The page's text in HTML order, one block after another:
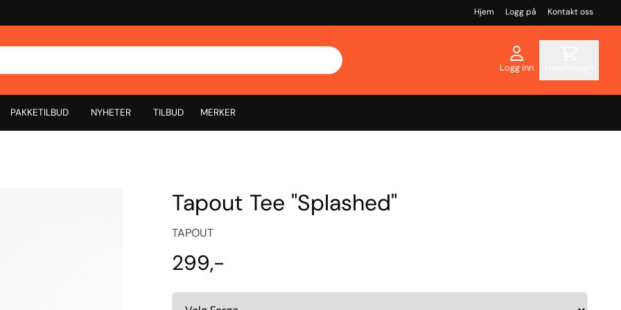
Hjem Logg på Kontakt oss
Logg inn
PAKKETILBUD NYHETER TILBUD MERKER
Tapout Tee "Splashed"
TAPOUT
299,-